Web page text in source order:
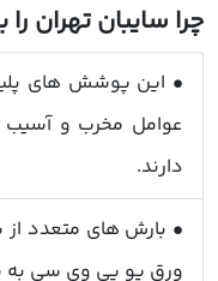
چرا سایبان تهران
• این پوشش های
عوامل مخرب و آسیب
دارند.
• بارش های متعدد
ورق یو پی وی سی